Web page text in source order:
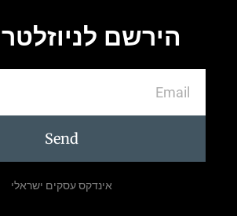
הירשם
Send
אינדקס עסקים ישראלי